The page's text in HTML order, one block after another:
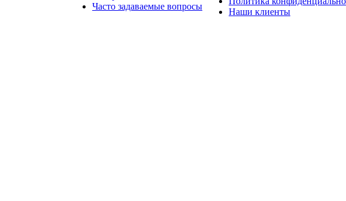
Часто задаваемые вопросы
Наши клиенты